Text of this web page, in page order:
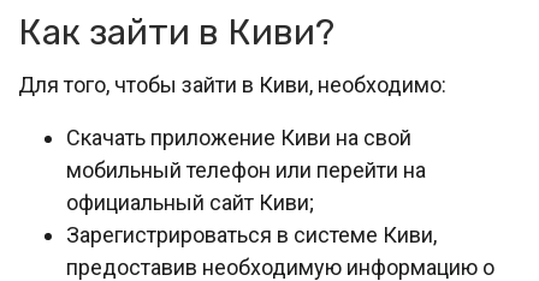
Как зайти в Киви?
Для того, чтобы зайти в Киви, необходимо:
Скачать приложение Киви на свой
мобильный телефон или перейти на
официальный сайт Киви;
Зарегистрироваться в системе Киви,
предоставив необходимую информацию о